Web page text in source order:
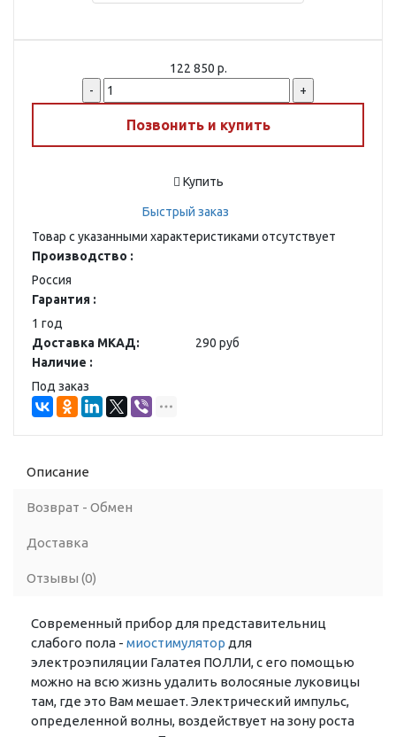
122 850 р.
-
+
Позвонить и купить
Купить
Быстрый заказ
Товар с указанными характеристиками отсутствует
Производство :
Россия
Гарантия :
1 год
Доставка МКАД:
290 руб
Наличие :
Под заказ
Описание
Возврат - Обмен
Доставка
Отзывы (0)
Современный прибор для представительниц
слабого пола - миостимулятор для
электроэпиляции Галатея ПОЛЛИ, с его помощью
можно на всю жизнь удалить волосяные луковицы
там, где это Вам мешает. Электрический импульс,
определенной волны, воздействует на зону роста